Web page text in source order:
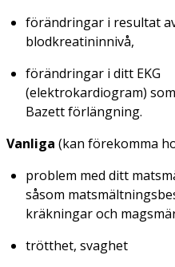
förändringar i resultat
blodkreatininnivå,
förändringar i ditt EKG
(elektrokardiogram)
Bazett förlängning.
Vanliga (kan förekomma
problem med ditt
såsom
kräkningar och
trötthet, svaghet